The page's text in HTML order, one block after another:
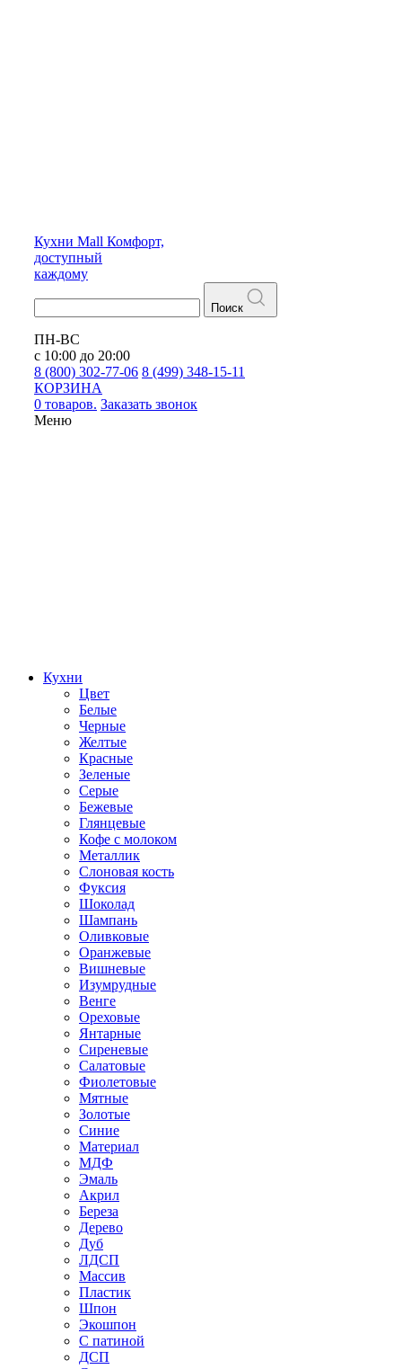
Кухни Mall Комфорт,
доступный
каждому
Поиск
ПН-ВС
с 10:00 до 20:00
8 (800) 302-77-06 8 (499) 348-15-11
КОРЗИНА
0 товаров. Заказать звонок
Меню
Кухни
Цвет
Белые
Черные
Желтые
Красные
Зеленые
Серые
Бежевые
Глянцевые
Кофе с молоком
Металлик
Слоновая кость
Фуксия
Шоколад
Шампань
Оливковые
Оранжевые
Вишневые
Изумрудные
Венге
Ореховые
Янтарные
Сиреневые
Салатовые
Фиолетовые
Мятные
Золотые
Синие
Материал
МДФ
Эмаль
Акрил
Береза
Дерево
Дуб
ЛДСП
Массив
Пластик
Шпон
Экошпон
С патиной
ДСП